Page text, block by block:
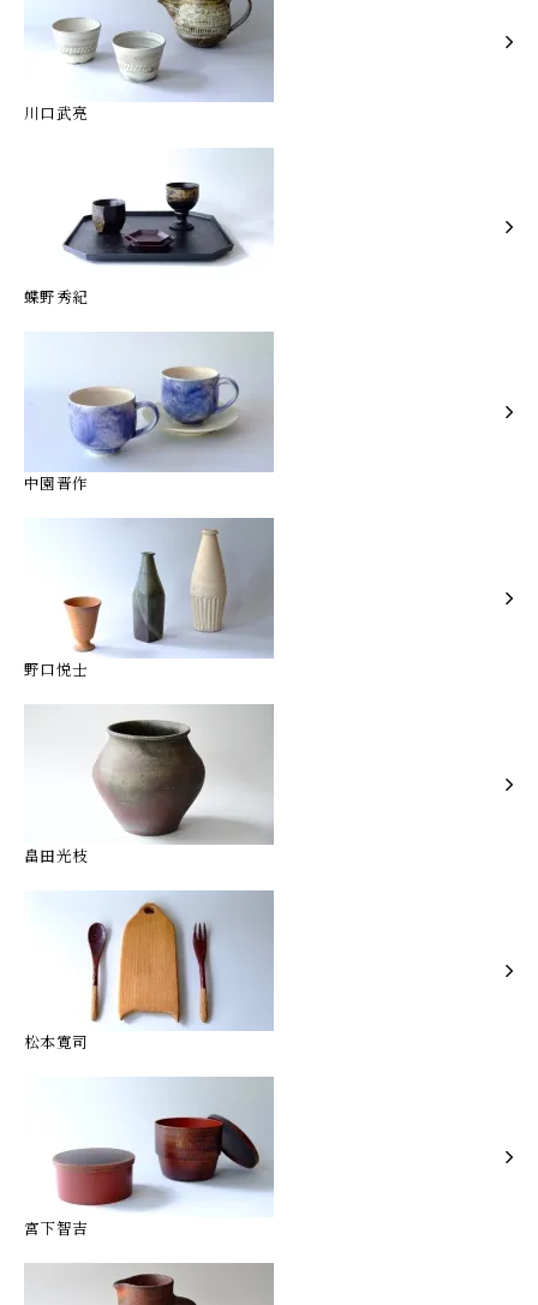
川口武亮
蝶野秀紀
中園晋作
野口悦士
畠田光枝
松本寛司
宮下智吉